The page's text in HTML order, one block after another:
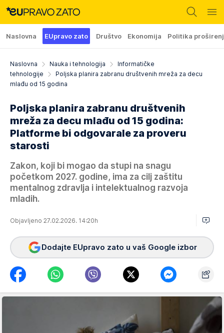
Naslovna EUpravo zato Društvo Ekonomija Politika
Naslovna Nauka i tehnologija
Informatičke
tehnologije
Poljska planira zabranu društvenih mreža za decu
mlađu od 15 godina
Poljska planira zabranu društvenih
mreža za decu mlađu od 15 godina:
Platforme bi odgovarale za proveru
starosti
Zakon, koji bi mogao da stupi na snagu
početkom 2027. godine, ima za cilj zaštitu
mentalnog zdravlja i intelektualnog razvoja
mladih.
Objavljeno 27.02.2026. 14:20h
Dodajte EUpravo zato u vaš Google izbor